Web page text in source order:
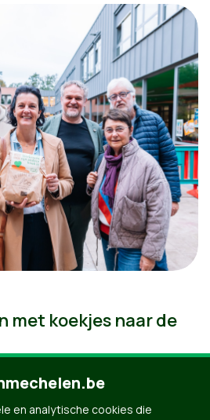
met koekjes naar de
en analytische cookies die